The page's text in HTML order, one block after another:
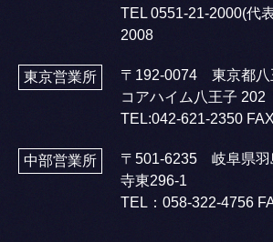
TEL 0551-21-2000(代
2008
東京営業所
〒192-0074 東京都八
コアハイム八王子 202
TEL:042-621-2350
中部営業所
〒501-6235 岐阜県羽
寺東296-1
TEL： 058-322-4756